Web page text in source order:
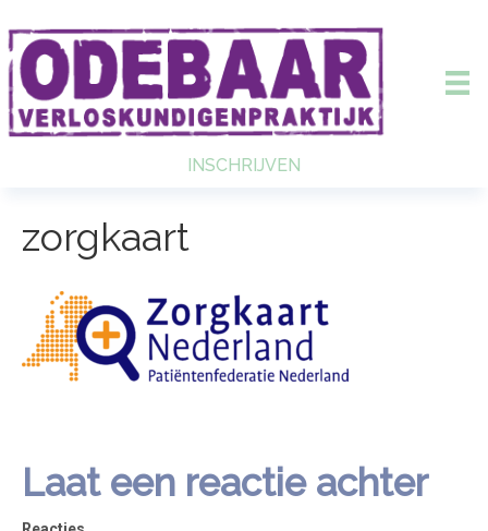
INSCHRIJVEN
zorgkaart
Laat een reactie achter